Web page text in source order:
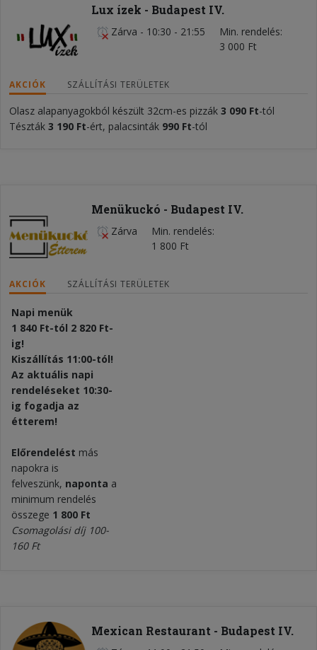
Lux ízek - Budapest IV.
Zárva - 10:30 - 21:55
Min. rendelés
3 000 Ft
AKCIÓK SZÁLLÍTÁSI TERÜLETEK
Olasz alapanyagokból készült 32cm-es pizzák 3 090 Ft-tól
Tészták 3 190 Ft-ért, palacsinták 990 Ft-tól
Menükuckó - Budapest IV.
Zárva
Min. rendelés
1 800 Ft
AKCIÓK SZÁLLÍTÁSI TERÜLETEK
Napi menük
1 840 Ft-tól 2 820 Ft-
ig!
Kiszállítás 11:00-tól!
Az aktuális napi
rendeléseket 10:30-
ig fogadja az
étterem!
Előrendelést más
napokra is
felveszünk, naponta a
minimum rendelés
összege 1 800 Ft
Csomagolási díj 100-
160 Ft
Mexican Restaurant - Budapest IV.